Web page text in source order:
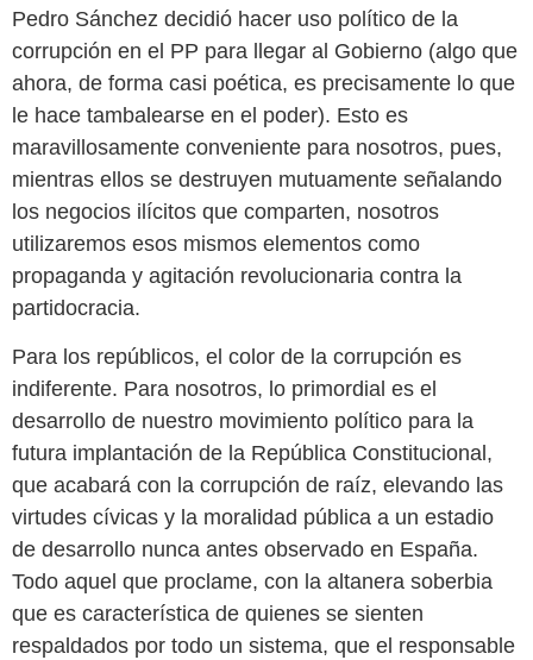
Pedro Sánchez decidió hacer uso político de la
corrupción en el PP para llegar al Gobierno (algo que
ahora, de forma casi poética, es precisamente lo que
le hace tambalearse en el poder). Esto es
maravillosamente conveniente para nosotros, pues,
mientras ellos se destruyen mutuamente señalando
los negocios ilícitos que comparten, nosotros
utilizaremos esos mismos elementos como
propaganda y agitación revolucionaria contra la
partidocracia.
Para los repúblicos, el color de la corrupción es
indiferente. Para nosotros, lo primordial es el
desarrollo de nuestro movimiento político para la
futura implantación de la República Constitucional,
que acabará con la corrupción de raíz, elevando las
virtudes cívicas y la moralidad pública a un estadio
de desarrollo nunca antes observado en España.
Todo aquel que proclame, con la altanera soberbia
que es característica de quienes se sienten
respaldados por todo un sistema, que el responsable